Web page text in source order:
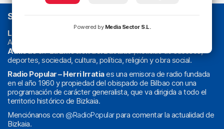
SOBRE NOSOTROS
La radio sin cadenas
. Desde 1960 haciendo radio en Bilbao.
Actualidad y
Athletic
deportes, sociedad, cultura, política, religión y obra social.
Radio Popular – Herri Irratiaes una emisora de radio fundada
en el año 1960 y propiedad del obispado de Bilbao con una
programación de carácter generalista, que va dirigida a todo el
territorio histórico de Bizkaia.
Menciónanos con @RadioPopularpara comentar la actualidad de
Bizkaia.
Powered by Media Sector S.L.